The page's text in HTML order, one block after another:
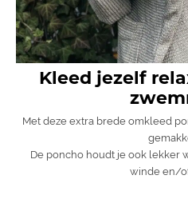
Kleed jezelf
Met deze extra brede omkleed
De poncho houdt je ook lekker
winde en/